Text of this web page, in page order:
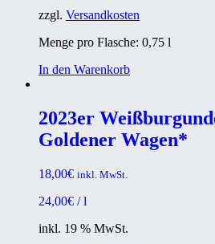
zzgl. Versandkosten
Menge pro Flasche: 0,75 l
In den Warenkorb
2023er
Goldener Wagen*
18,00€ inkl. MwSt.
24,00€ /l
inkl. 19 % MwSt.